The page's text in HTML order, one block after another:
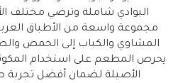
البوادي شاملة وترضي مختلف
مجموعة واسعة من الأطباق
المشاوي والكباب إلى الحمص
يحرص المطعم على استخدام
الأصيلة لضمان أفضل تجربة